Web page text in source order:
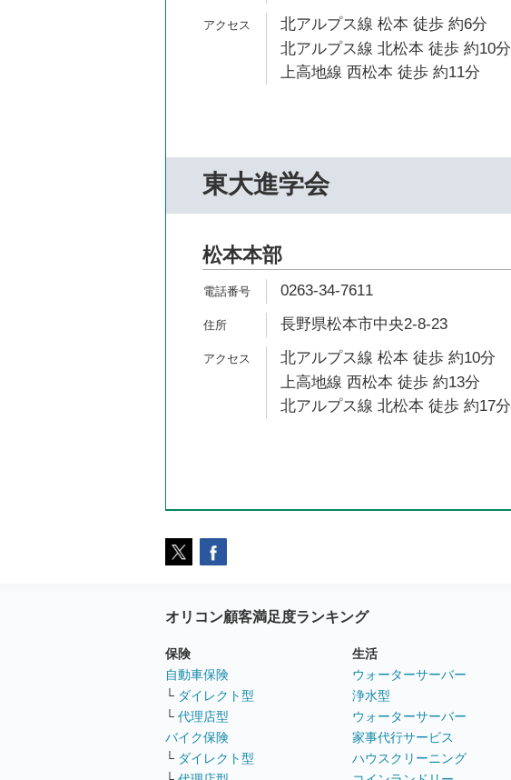
北アルプス線 松本 徒歩 約6分
北アルプス線 北松本 徒歩 約10分
上高地線 西松本 徒歩 約11分
東大進学会
松本本部
0263-34-7611
長野県松本市中央2-8-23
北アルプス線 松本 徒歩 約10分
上高地線 西松本 徒歩 約13分
北アルプス線 北松本 徒歩 約17分
オリコン顧客満足度ランキング
保険
自動車保険
└ ダイレクト型
└ 代理店型
バイク保険
└ ダイレクト型
生活
ウォーターサーバー
浄水型
ウォーターサーバー
家事代行サービス
ハウスクリーニング